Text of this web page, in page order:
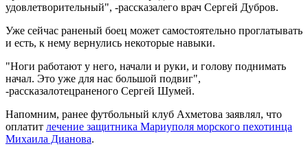
удовлетворительный", -рассказалего врач Сергей Дубров.
Уже сейчас раненый боец может самостоятельно проглатывать
и есть, к нему вернулись некоторые навыки.
"Ноги работают у него, начали и руки, и голову поднимать
начал. Это уже для нас большой подвиг",
-рассказалотецраненого Сергей Шумей.
Напомним, ранее футбольный клуб Ахметова заявлял, что
оплатит лечение защитника Мариуполя морского пехотинца
Михаила Дианова.